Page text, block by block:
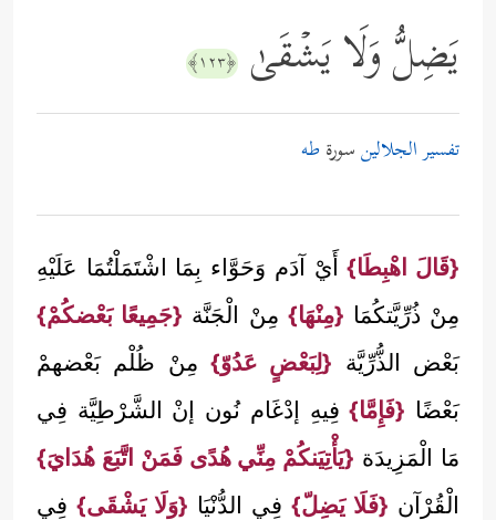
یَضِلُّ وَلَا یَشۡقَىٰ ﴿١٢٣﴾
تفسير الجلالينسورة طه
{قَالَ اهْبِطَا}أَيْ آدَم وَحَوَّاء بِمَا اشْتَمَلْتُمَا عَلَيْهِ
مِنْ ذُرِّيَّتكُمَا {مِنْهَا} مِنْ الْجَنَّة {جَمِيعًا بَعْضكُمْ}
بَعْض الذُّرِّيَّة {لِبَعْضٍ عَدُوّ} مِنْ ظُلْم بَعْضهمْ
بَعْضًا {فَإِمَّا}فِيهِ إدْغَام نُون إنْ الشَّرْطِيَّة فِي
مَا الْمَزِيدَة {يَأْتِيَنكُمْ مِنِّي هُدًى فَمَنْ اتَّبَعَ هُدَايَ}
الْقُرْآن {فَلَا يَضِلّ} فِي الدُّنْيَا {وَلَا يَشْقَى} فِي